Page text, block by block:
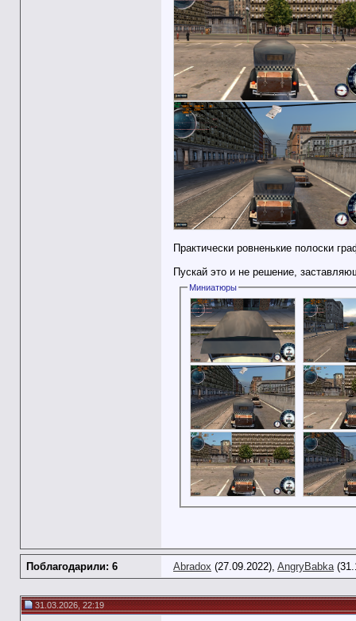
Практически ровненькие полоски
Пускай это и не решение,
Миниатюры
Поблагодарили: 6 Abradox (27.09.2022), AngryBabka
31.03.2026, 22:19